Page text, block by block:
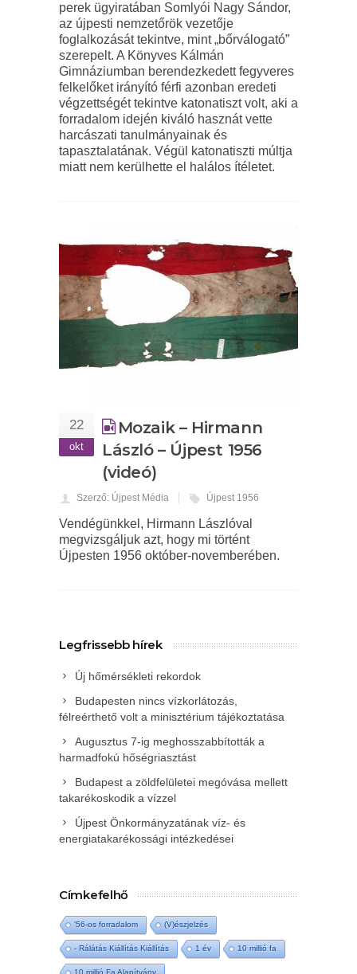
perek ügyiratában Somlyói Nagy Sándor,
az újpesti nemzetőrök vezetője
foglalkozását tekintve, mint „bőrválogató”
szerepelt. A Könyves Kálmán
Gimnáziumban berendezkedett fegyveres
felkelőket irányító férfi azonban eredeti
végzettségét tekintve katonatiszt volt, aki a
forradalom idején kiváló hasznát vette
harcászati tanulmányainak és
tapasztalatának. Végül katonatiszti múltja
miatt nem kerülhette el halálos ítéletet.
22
okt
Mozaik – Hirmann
László – Újpest 1956
(videó)
Szerző: Újpest Média Újpest 1956
Vendégünkkel, Hirmann Lászlóval
megvizsgáljuk azt, hogy mi történt
Újpesten 1956 október-novemberében.
Legfrissebb hírek
Új hőmérsékleti rekordok
Budapesten nincs vízkorlátozás,
félreérthető volt a minisztérium tájékoztatása
Augusztus 7-ig meghosszabbították a
harmadfokú hőségriasztást
Budapest a zöldfelületei megóvása mellett
takarékoskodik a vízzel
Újpest Önkormányzatának víz- és
energiatakarékossági intézkedései
Címkefelhő
'56-os forradalom (V)észjelzés
- Rálátás Kiállítás Kiállítás 1 év 10 millió fa
10 millió Fa Alapítvány